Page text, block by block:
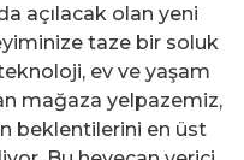
açılacak olan yeni
taze bir soluk
ev ve yaşam
mağaza yelpazemiz,
beklentilerini en üst